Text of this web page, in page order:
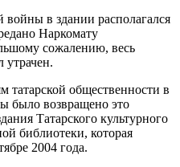
в здании располагался
Наркомату
сожалению, весь
татарской общественности в
возвращено это
Татарского культурного
библиотеки, которая
2004 года.